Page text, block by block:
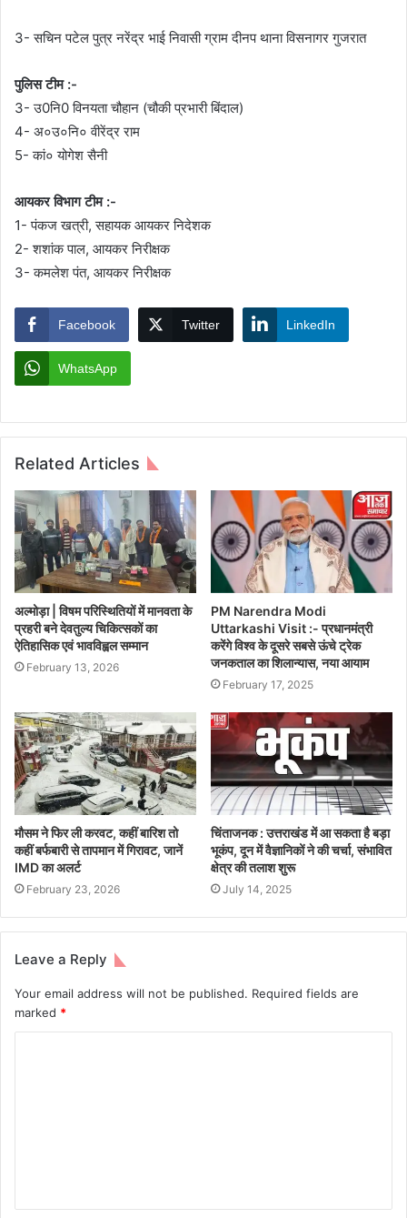
3- सचिन पटेल पुत्र नरेंद्र भाई निवासी ग्राम दीनप थाना विसनागर गुजरात
पुलिस टीम :-
3- उ0नि0 विनयता चौहान (चौकी प्रभारी बिंदाल)
4- अ०उ०नि० वीरेंद्र राम
5- कां० योगेश सैनी
आयकर विभाग टीम :-
1- पंकज खत्री, सहायक आयकर निदेशक
2- शशांक पाल, आयकर निरीक्षक
3- कमलेश पंत, आयकर निरीक्षक
Facebook Twitter LinkedIn
WhatsApp
Related Articles
अल्मोड़ा | विषम परिस्थितियों में मानवता के
प्रहरी बने देवतुल्य चिकित्सकों का
ऐतिहासिक एवं भावविह्वल सम्मान
February 13, 2026
PM Narendra Modi
Uttarkashi Visit :- प्रधानमंत्री
करेंगे विश्व के दूसरे सबसे ऊंचे ट्रेक
जनकताल का शिलान्यास, नया आयाम
February 17, 2025
मौसम ने फिर ली करवट, कहीं बारिश तो
कहीं बर्फबारी से तापमान में गिरावट, जानें
IMD का अलर्ट
February 23, 2026
चिंताजनक : उत्तराखंड में आ सकता है बड़ा
भूकंप, दून में वैज्ञानिकों ने की चर्चा, संभावित
क्षेत्र की तलाश शुरू
July 14, 2025
Leave a Reply
Your email address will not be published. Required fields are
marked *
t